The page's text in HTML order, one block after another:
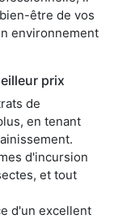
être de vos
environnement
prix
de
en tenant
d'incursion
et tout
d'un excellent